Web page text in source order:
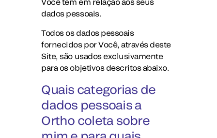
dados pessoais.
Todos os dados pessoais
fornecidos por Você, através deste
Site, são usados exclusivamente
para os objetivos descritos abaixo.
Quais categorias de
dados pessoais a
Ortho coleta sobre